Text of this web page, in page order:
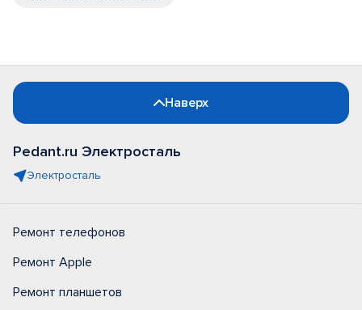
Наверх
Pedant.ru Электросталь
Электросталь
Ремонт телефонов
Ремонт Apple
Ремонт планшетов